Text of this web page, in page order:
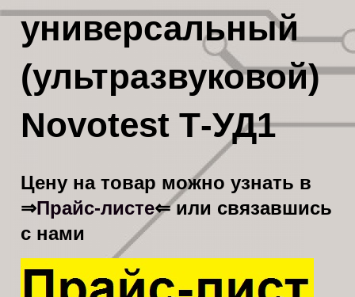
универсальный
(ультразвуковой)
Novotest Т-УД1
Цену на товар можно узнать в
⇒Прайс-листе⇐ или связавшись
с нами